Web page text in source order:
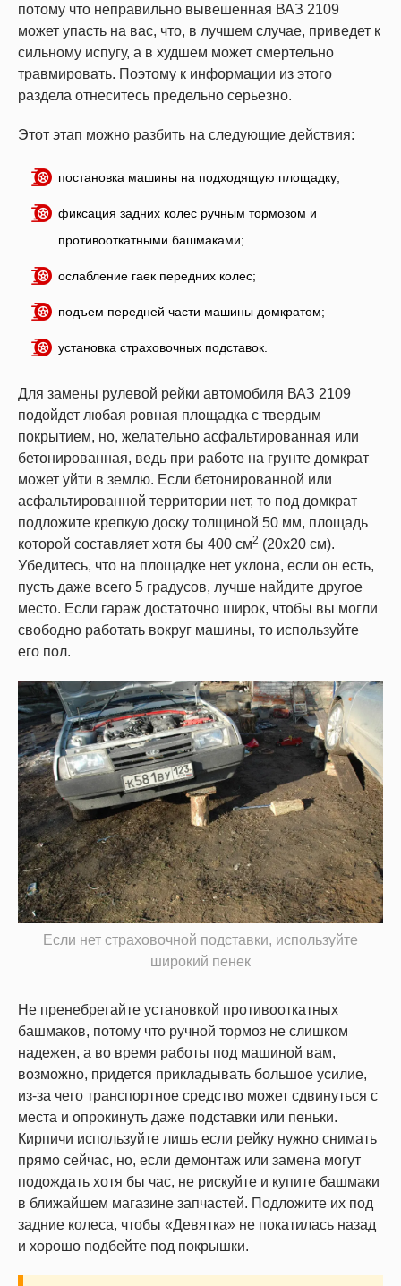
потому что неправильно вывешенная ВАЗ 2109
может упасть на вас, что, в лучшем случае, приведет к
сильному испугу, а в худшем может смертельно
травмировать. Поэтому к информации из этого
раздела отнеситесь предельно серьезно.
Этот этап можно разбить на следующие действия:
постановка машины на подходящую площадку;
фиксация задних колес ручным тормозом и
противооткатными башмаками;
ослабление гаек передних колес;
подъем передней части машины домкратом;
установка страховочных подставок.
Для замены рулевой рейки автомобиля ВАЗ 2109
подойдет любая ровная площадка с твердым
покрытием, но, желательно асфальтированная или
бетонированная, ведь при работе на грунте домкрат
может уйти в землю. Если бетонированной или
асфальтированной территории нет, то под домкрат
подложите крепкую доску толщиной 50 мм, площадь
которой составляет хотя бы 400 см2 (20х20 см).
Убедитесь, что на площадке нет уклона, если он есть,
пусть даже всего 5 градусов, лучше найдите другое
место. Если гараж достаточно широк, чтобы вы могли
свободно работать вокруг машины, то используйте
его пол.
Если нет страховочной подставки, используйте
широкий пенек
Не пренебрегайте установкой противооткатных
башмаков, потому что ручной тормоз не слишком
надежен, а во время работы под машиной вам,
возможно, придется прикладывать большое усилие,
из-за чего транспортное средство может сдвинуться с
места и опрокинуть даже подставки или пеньки.
Кирпичи используйте лишь если рейку нужно снимать
прямо сейчас, но, если демонтаж или замена могут
подождать хотя бы час, не рискуйте и купите башмаки
в ближайшем магазине запчастей. Подложите их под
задние колеса, чтобы «Девятка» не покатилась назад
и хорошо подбейте под покрышки.